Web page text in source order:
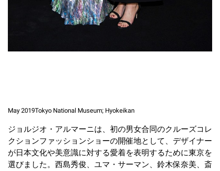
May 2019Tokyo National Museum; Hyokeikan
ジョルジオ・アルマーニは、初の男女合同のクルーズコレ
クションファッションショーの開催地として、デザイナー
が日本文化や美意識に対する愛着を表明するために東京を
選びました。西島秀俊、ユマ・サーマン、鈴木保奈美、斎